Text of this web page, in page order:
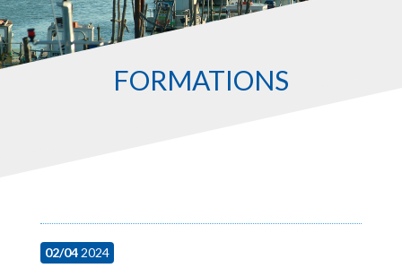
FORMATIONS
02/042024